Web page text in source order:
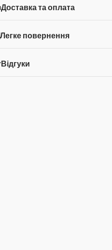
Доставка та оплата
Легке повернення
Відгуки